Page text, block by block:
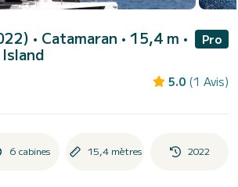
• Catamaran • 15,4 m •
Pro
5.0 (1 Avis)
6 cabines 15,4 mètres 2022